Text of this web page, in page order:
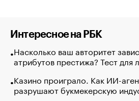
Интересное на РБК
Насколько ваш авторитет
атрибутов престижа? Тест для
Казино проиграло. Как ИИ-
разрушают букмекерскую